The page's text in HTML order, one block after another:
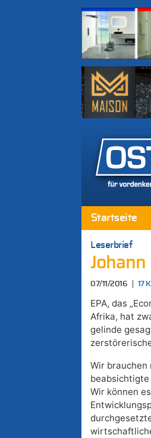
Startseite
Leserbrief
Johann
07/11/2016 17
EPA, das
Afrika, hat
gelinde
Wir brauchen
Wir können